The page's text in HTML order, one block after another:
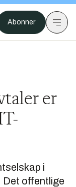
Abonner
er
i
Det offentlige